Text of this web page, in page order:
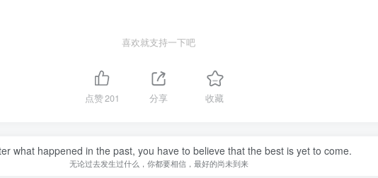
喜欢就支持一下吧
点赞201 分享 收藏
what happened in the past, you have to believe that the best is yet to come.
无论过去发生过什么，你都要相信，最好的尚未到来